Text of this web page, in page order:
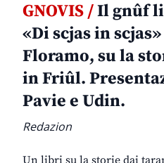
GNOVIS /Il gnûf
«Di scjas in
Floramo, su la
in Friûl.
Pavie e Udin.
Redazion